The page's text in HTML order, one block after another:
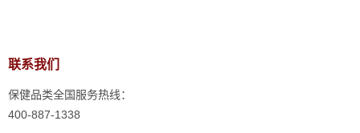
联系我们
保健品类全国服务热线：
400-887-1338